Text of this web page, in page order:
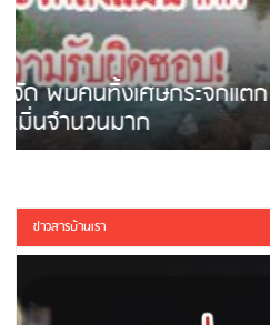
ชาวผาลั้ง โวย ไร้หน่วย
จัดการกันเอง
ข่าวสารบ้านเรา